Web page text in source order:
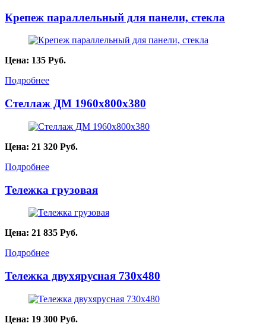
Крепеж параллельный для панели, стекла
Цена: 135 Руб.
Подробнее
Стеллаж ДМ 1960х800х380
Цена: 21 320 Руб.
Подробнее
Тележка грузовая
Цена: 21 835 Руб.
Подробнее
Тележка двухярусная 730х480
Цена: 19 300 Руб.